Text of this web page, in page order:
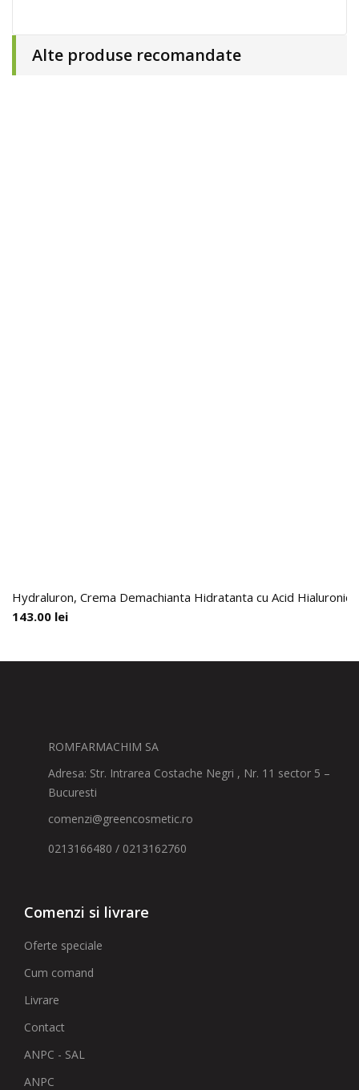
Alte produse recomandate
Hydraluron, Crema Demachianta Hidratanta cu Acid
143.00 lei
ROMFARMACHIM SA
Adresa: Str. Intrarea Costache Negri , Nr. 11 sector 5 –
Bucuresti
comenzi@greencosmetic.ro
0213166480 / 0213162760
Comenzi si livrare
Oferte speciale
Cum comand
Livrare
Contact
ANPC - SAL
ANPC